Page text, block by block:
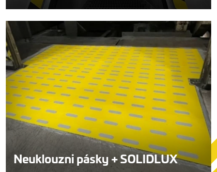
Neuklouzni pásky + SOLIDLUX